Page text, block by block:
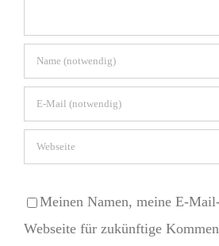
Meinen Namen, meine E-
Webseite für zukünftige